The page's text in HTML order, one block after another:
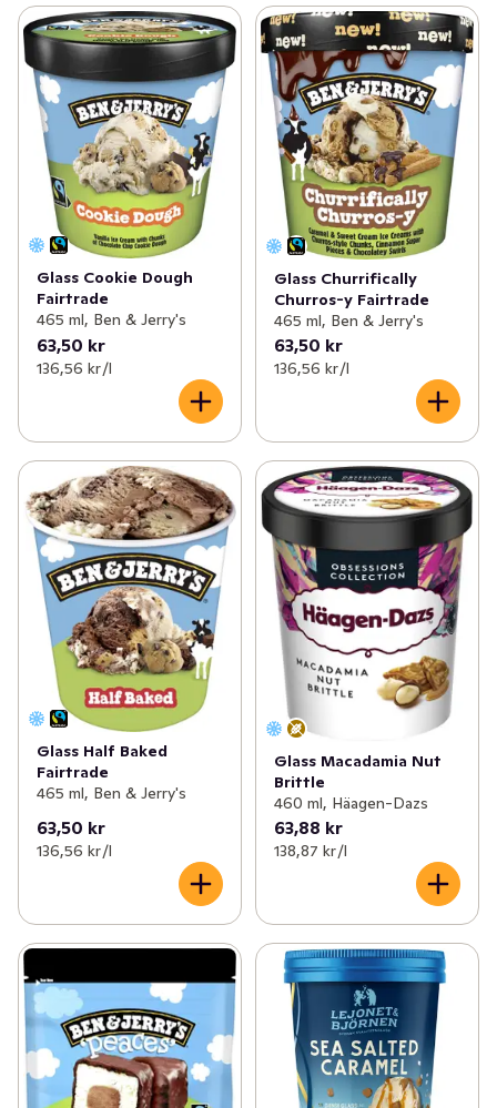
Glass Cookie Dough
Fairtrade
465 ml, Ben & Jerry's
63,50 kr
136,56 kr /l
Glass Churrifically
Churros-y Fairtrade
465 ml, Ben & Jerry's
63,50 kr
136,56 kr /l
Glass Half Baked
Fairtrade
465 ml, Ben & Jerry's
63,50 kr
136,56 kr /l
Glass Macadamia Nut
Brittle
460 ml, Häagen-Dazs
63,88 kr
138,87 kr /l